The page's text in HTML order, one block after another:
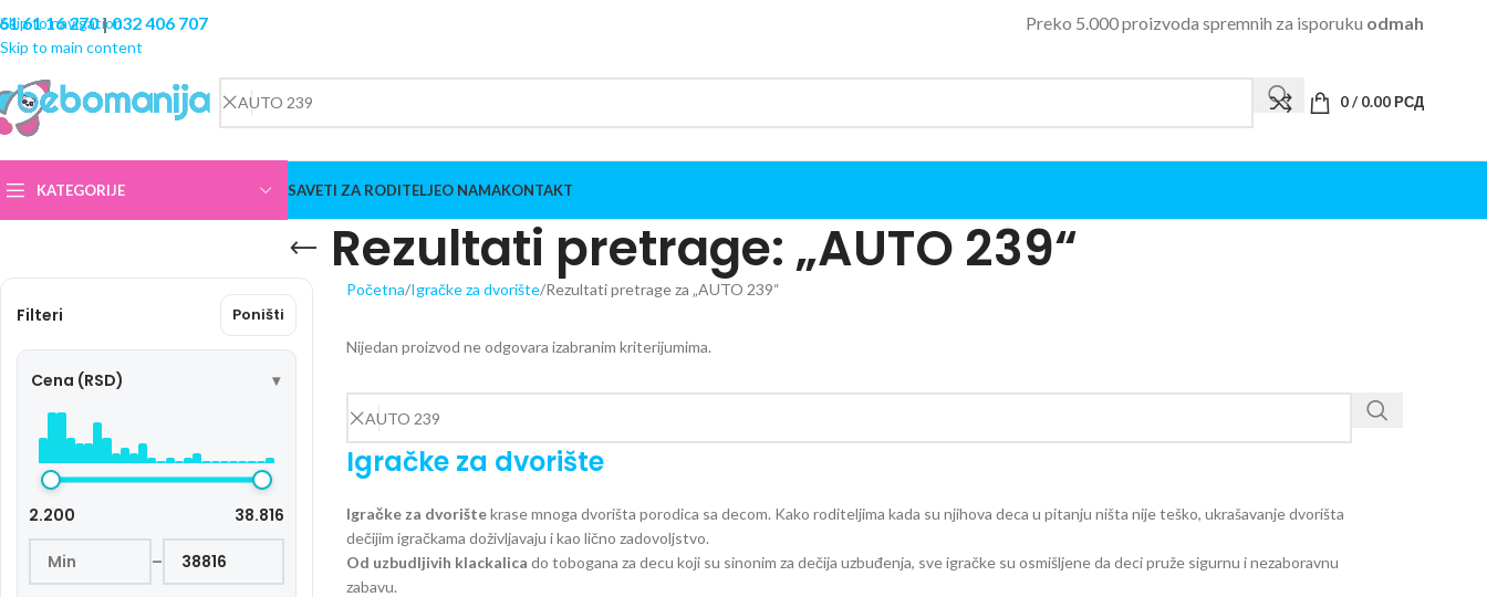
Skip to navigation
Skip to main content
61 16 270|032 406 707 Preko 5.000 proizvoda spremnih za isporuku odmah
0/ 0.00РСД
KATEGORIJE SAVETI ZA RODITELJEO NAMAKONTAKT
Rezultati pretrage: „AUTO 239“
Filteri Poništi
Cena (RSD)
2.200 38.816
–
Početna Igračke za dvorište Rezultati pretrage za „AUTO 239“
Nijedan proizvod ne odgovara izabranim kriterijumima.
Igračke za dvorište
Igračke za dvorištekrase mnoga dvorišta porodica sa decom. Kako roditeljima kada su njihova deca u pitanju ništa nije teško, ukrašavanje dvorišta
dečijim igračkama doživljavaju i kao lično zadovoljstvo.
Od uzbudljivih klackalica do tobogana za decu koji su sinonim za dečija uzbuđenja, sve igračke su osmišljene da deci pruže sigurnu i nezaboravnu
zabavu.